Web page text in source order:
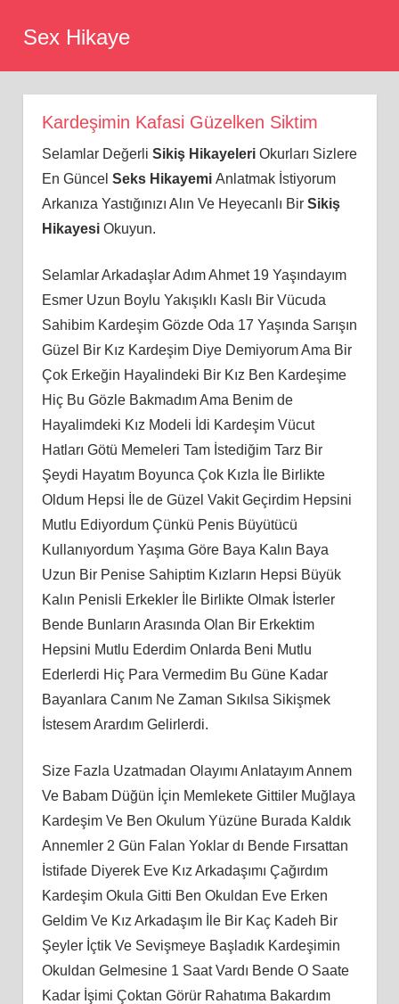
Sex Hikaye
Kardeşimin Kafasi Güzelken Siktim
Selamlar Değerli Sikiş HikayeleriOkurları Sizlere
En Güncel Seks HikayemiAnlatmak İstiyorum
Arkanıza Yastığınızı Alın Ve Heyecanlı BirSikiş
HikayesiOkuyun.
Selamlar Arkadaşlar Adım Ahmet 19 Yaşındayım
Esmer Uzun Boylu Yakışıklı Kaslı Bir Vücuda
Sahibim Kardeşim Gözde Oda 17 Yaşında Sarışın
Güzel Bir Kız Kardeşim Diye Demiyorum Ama Bir
Çok Erkeğin Hayalindeki Bir Kız Ben Kardeşime
Hiç Bu Gözle Bakmadım Ama Benim de
Hayalimdeki Kız Modeli İdi Kardeşim Vücut
Hatları Götü Memeleri Tam İstediğim Tarz Bir
Şeydi Hayatım Boyunca Çok Kızla İle Birlikte
Oldum Hepsi İle de Güzel Vakit Geçirdim Hepsini
Mutlu Ediyordum Çünkü Penis Büyütücü
Kullanıyordum Yaşıma Göre Baya Kalın Baya
Uzun Bir Penise Sahiptim Kızların Hepsi Büyük
Kalın Penisli Erkekler İle Birlikte Olmak İsterler
Bende Bunların Arasında Olan Bir Erkektim
Hepsini Mutlu Ederdim Onlarda Beni Mutlu
Ederlerdi Hiç Para Vermedim Bu Güne Kadar
Bayanlara Canım Ne Zaman Sıkılsa Sikişmek
İstesem Arardım Gelirlerdi.
Size Fazla Uzatmadan Olayımı Anlatayım Annem
Ve Babam Düğün İçin Memlekete Gittiler Muğlaya
Kardeşim Ve Ben Okulum Yüzüne Burada Kaldık
Annemler 2 Gün Falan Yoklar dı Bende Fırsattan
İstifade Diyerek Eve Kız Arkadaşımı Çağırdım
Kardeşim Okula Gitti Ben Okuldan Eve Erken
Geldim Ve Kız Arkadaşım İle Bir Kaç Kadeh Bir
Şeyler İçtik Ve Sevişmeye Başladık Kardeşimin
Okuldan Gelmesine 1 Saat Vardı Bende O Saate
Kadar İşimi Çoktan Görür Rahatıma Bakardım